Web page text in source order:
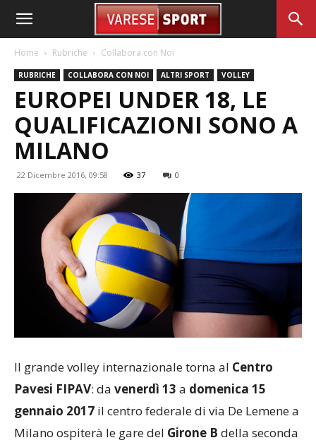
Home Rubriche Collabora con Noi
RUBRICHE COLLABORA CON NOI ALTRI SPORT VOLLEY
EUROPEI UNDER 18, LE
QUALIFICAZIONI SONO A
MILANO
22 Dicembre 2016, 09:58 37 0
Il grande volley internazionale torna al Centro
Pavesi FIPAV: da venerdì 13 a domenica 15
gennaio 2017 il centro federale di via De Lemene a
Milano ospiterà le gare del Girone B della seconda